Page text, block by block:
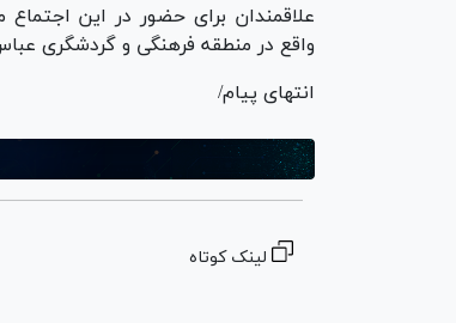
واقع در منطقه فرهنگی و گردشگری
انتهای پیام/
لینک کوتاه